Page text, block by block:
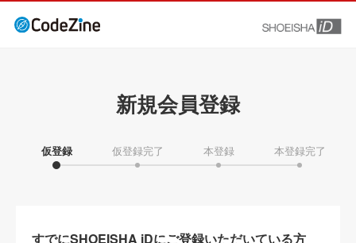
新規会員登録
仮登録 仮登録完了 本登録 本登録完了
すでにSHOEISHA iDにご登録いただいている方